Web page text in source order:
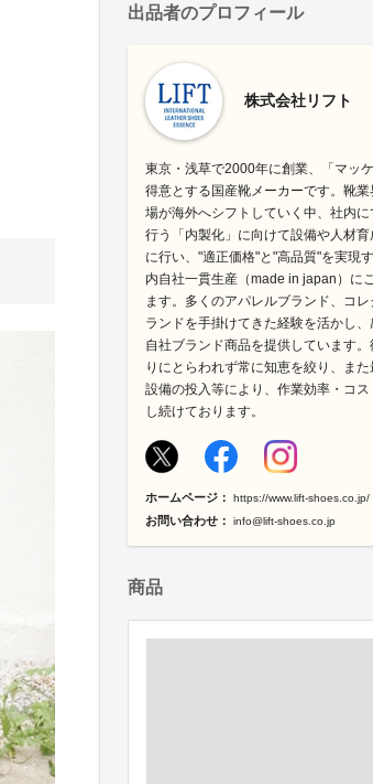
出品者のプロフィール
株式会社リフト
東京・浅草で2000年に創業、「マッ
得意とする国産靴メーカーです。靴
場が海外へシフトしていく中、社内に
行う「内製化」に向けて設備や人材育
に行い、"適正価格"と"高品質"を実現
内自社一貫生産（made in japan）に
ます。多くのアパレルブランド、コ
ランドを手掛けてきた経験を活かし
自社ブランド商品を提供しています
りにとらわれず常に知恵を絞り、ま
設備の投入等により、作業効率・コ
し続けております。
ホームページ： https://www.lift-shoes.co.jp/
お問い合わせ： info@lift-shoes.co.jp
商品